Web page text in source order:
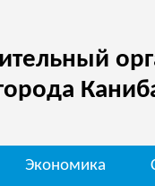
Экономика